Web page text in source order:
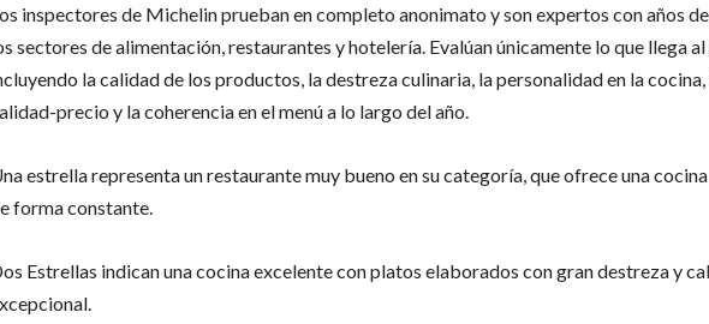
inspectores de Michelin prueban en completo anonimato y son expertos con años
sectores de alimentación, restaurantes y hotelería. Evalúan únicamente lo que llega al
la calidad de los productos, la destreza culinaria, la personalidad en la
precio y la coherencia en el menú a lo largo del año.
estrella representa un restaurante muy bueno en su categoría, que ofrece una
forma constante.
Estrellas indican una cocina excelente con platos elaborados con gran destreza y